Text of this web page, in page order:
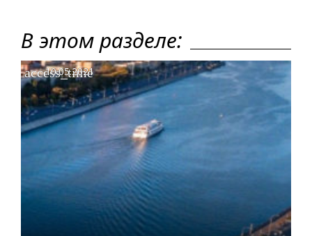
В этом разделе:
access_time
10.05.2021